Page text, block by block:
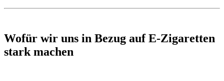
Wofür wir uns in Bezug auf E-Zigaretten
stark machen